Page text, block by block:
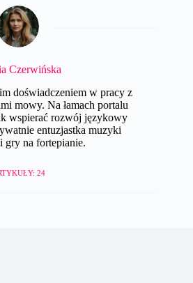
Czerwińska
doświadczeniem w pracy z
mowy. Na łamach portalu
wspierać rozwój językowy
entuzjastka muzyki
gry na fortepianie.
24